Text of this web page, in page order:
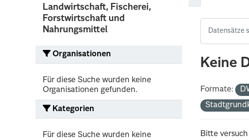
Landwirtschaft, Fischerei,
Forstwirtschaft und
Nahrungsmittel
Organisationen
Für diese Suche wurden keine
Organisationen gefunden.
Kategorien
Für diese Suche wurden keine
Keine
Formate:
Bitte